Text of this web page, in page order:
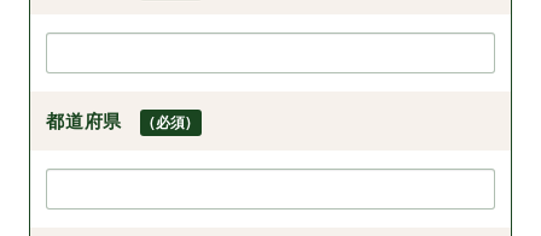
都道府県 (必須)